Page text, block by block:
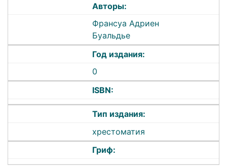
Авторы:
Франсуа Адриен
Буальдье
Год издания:
0
ISBN:
Тип издания:
хрестоматия
Гриф: